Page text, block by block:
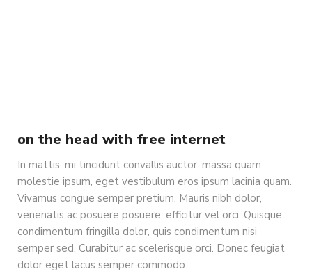
on the head with free internet
In mattis, mi tincidunt convallis auctor, massa quam
molestie ipsum, eget vestibulum eros ipsum lacinia quam.
Vivamus congue semper pretium. Mauris nibh dolor,
venenatis ac posuere posuere, efficitur vel orci. Quisque
condimentum fringilla dolor, quis condimentum nisi
semper sed. Curabitur ac scelerisque orci. Donec feugiat
dolor eget lacus semper commodo.